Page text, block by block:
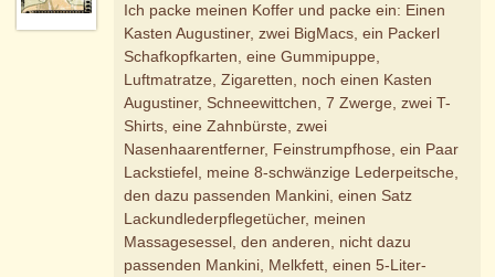
Ich packe meinen Koffer und packe ein: Einen
Kasten Augustiner, zwei BigMacs, ein Packerl
Schafkopfkarten, eine Gummipuppe,
Luftmatratze, Zigaretten, noch einen Kasten
Augustiner, Schneewittchen, 7 Zwerge, zwei T-
Shirts, eine Zahnbürste, zwei
Nasenhaarentferner, Feinstrumpfhose, ein Paar
Lackstiefel, meine 8-schwänzige Lederpeitsche,
den dazu passenden Mankini, einen Satz
Lackundlederpflegetücher, meinen
Massagesessel, den anderen, nicht dazu
passenden Mankini, Melkfett, einen 5-Liter-